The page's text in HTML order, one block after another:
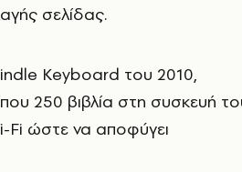
σελίδας.
Keyboard του 2010,
250 βιβλία στη συσκευή
Fi ώστε να αποφύγει